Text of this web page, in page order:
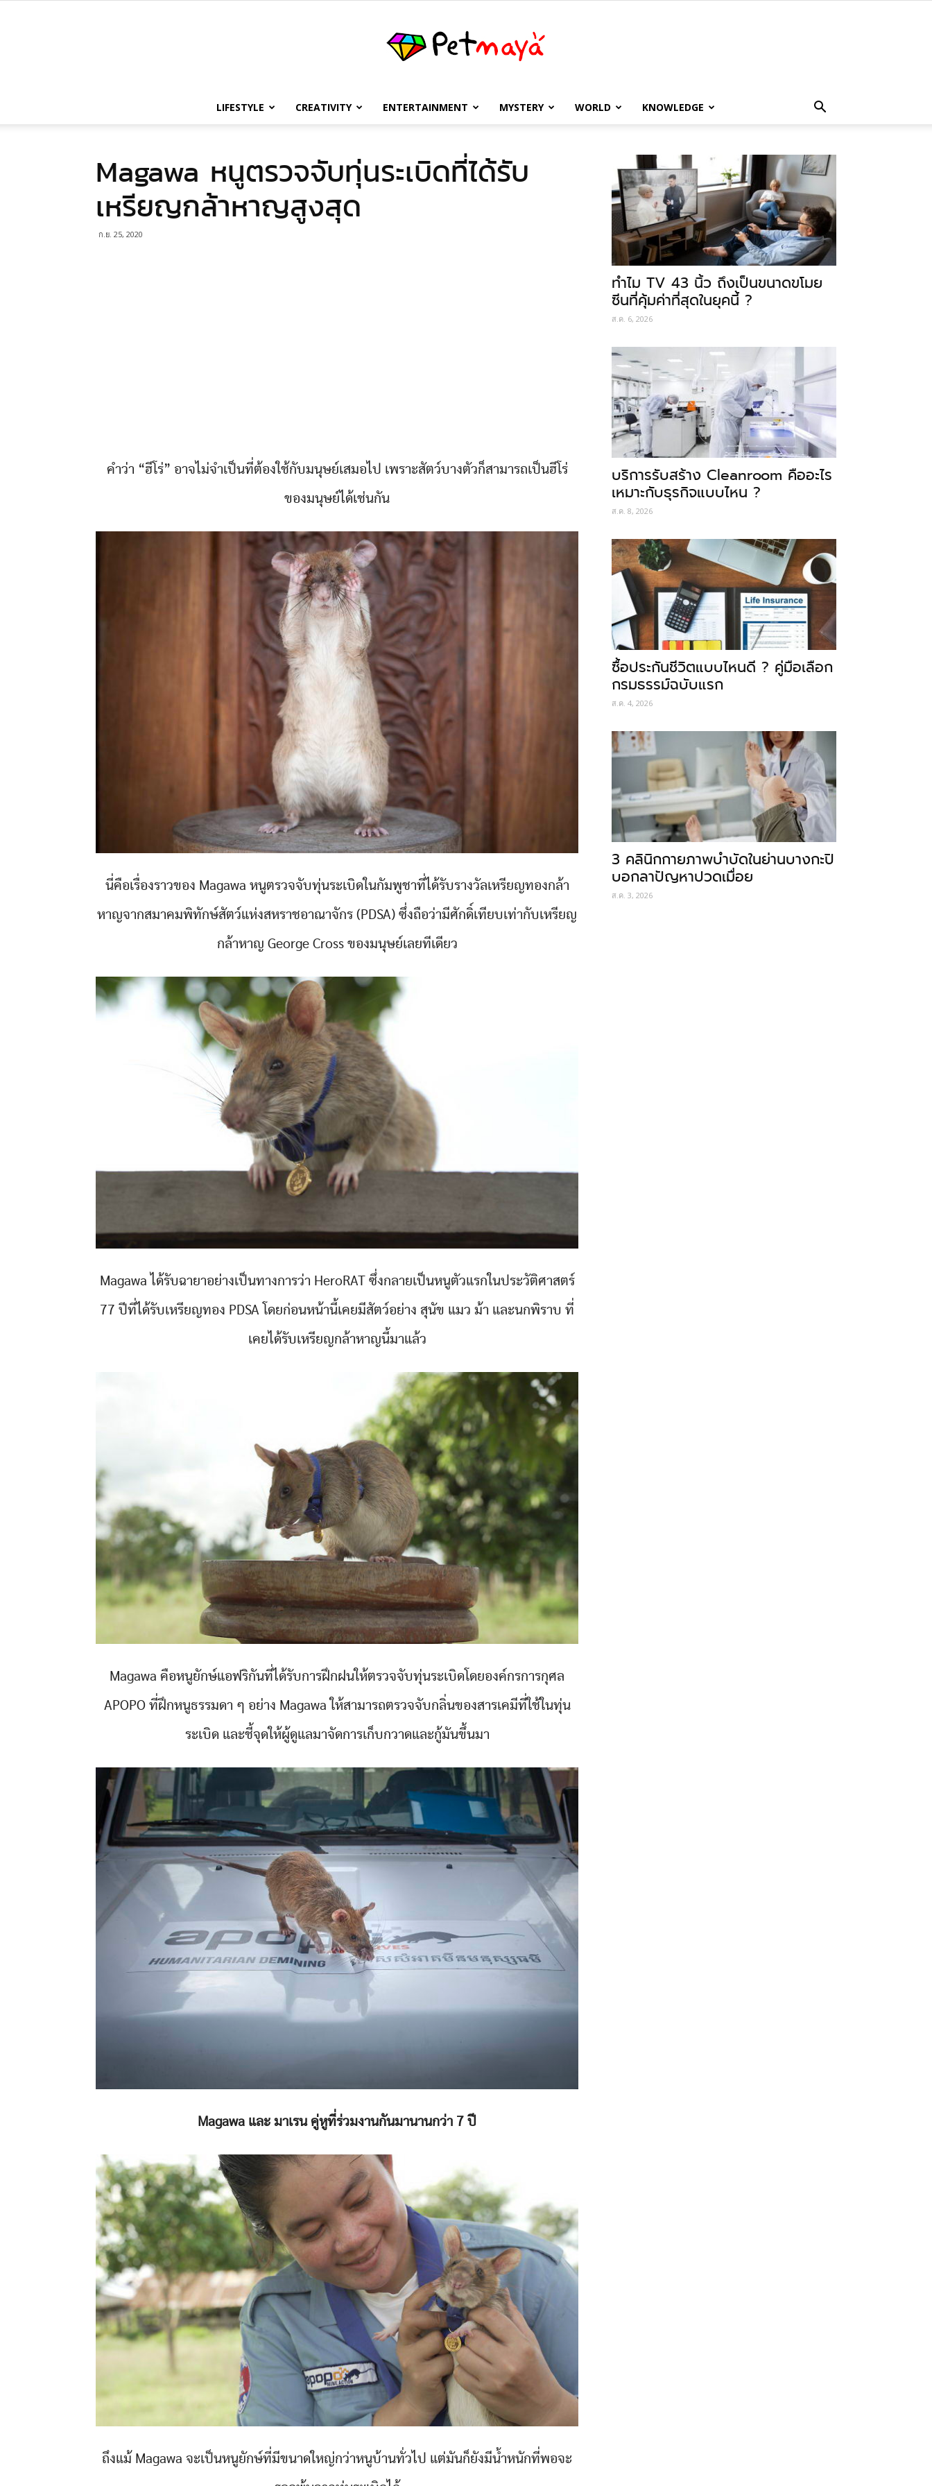
เพชร
LIFESTYLE CREATIVITY ENTERTAINMENT MYSTERY WORLD KNOWLEDGE
Magawa หนูตรวจจับทุ่นระเบิดที่ได้รับ
เหรียญกล้าหาญสูงสุด
ก.ย. 25, 2020
คำว่า “ฮีโร่” อาจไม่จำเป็นที่ต้องใช้กับมนุษย์เสมอไป เพราะสัตว์บางตัวก็สามารถเป็นฮีโร่
ของมนุษย์ได้เช่นกัน
นี่คือเรื่องราวของ Magawa หนูตรวจจับทุ่นระเบิดในกัมพูชาที่ได้รับรางวัลเหรียญทองกล้า
หาญจากสมาคมพิทักษ์สัตว์แห่งสหราชอาณาจักร (PDSA) ซึ่งถือว่ามีศักดิ์เทียบเท่ากับเหรียญ
กล้าหาญ George Cross ของมนุษย์เลยทีเดียว
Magawa ได้รับฉายาอย่างเป็นทางการว่า HeroRAT ซึ่งกลายเป็นหนูตัวแรกในประวัติศาสตร์
77 ปีที่ได้รับเหรียญทอง PDSA โดยก่อนหน้านี้เคยมีสัตว์อย่าง สุนัข แมว ม้า และนกพิราบ ที่
เคยได้รับเหรียญกล้าหาญนี้มาแล้ว
Magawa คือหนูยักษ์แอฟริกันที่ได้รับการฝึกฝนให้ตรวจจับทุ่นระเบิดโดยองค์กรการกุศล
APOPO ที่ฝึกหนูธรรมดา ๆ อย่าง Magawa ให้สามารถตรวจจับกลิ่นของสารเคมีที่ใช้ในทุ่น
ระเบิด และชี้จุดให้ผู้ดูแลมาจัดการเก็บกวาดและกู้มันขึ้นมา
Magawa และ มาเรน คู่หูที่ร่วมงานกันมานานกว่า 7 ปี
ถึงแม้ Magawa จะเป็นหนูยักษ์ที่มีขนาดใหญ่กว่าหนูบ้านทั่วไป แต่มันก็ยังมีน้ำหนักที่พอจะ
ทำไม TV 43 นิ้ว ถึงเป็นขนาดขโมย
ซีนที่คุ้มค่าที่สุดในยุคนี้ ?
ส.ค. 6, 2026
บริการรับสร้าง Cleanroom คืออะไร
เหมาะกับธุรกิจแบบไหน ?
ส.ค. 8, 2026
ซื้อประกันชีวิตแบบไหนดี ? คู่มือเลือก
กรมธรรม์ฉบับแรก
ส.ค. 4, 2026
3 คลินิกกายภาพบำบัดในย่านบางกะปิ
บอกลาปัญหาปวดเมื่อย
ส.ค. 3, 2026